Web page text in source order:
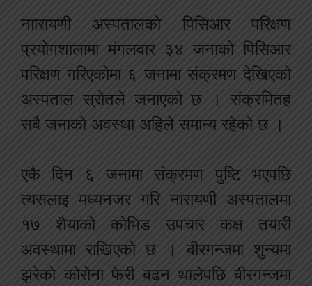
नाारायणी अस्पतालको पिसिआर परिक्षण
प्रयोगशालामा मंगलवार ३४ जनाको पिसिआर
परिक्षण गरिएकोमा ६ जनामा संक्रमण देखिएको
अस्पताल स्रोतले जनाएको छ । संक्रमितह
सबै जनाकाे अवस्था अहिले समान्य रहेको छ ।
एकै दिन ६ जनामा संक्रमण पुष्टि भएपछि
त्यसलाइ मध्यनजर गरि नारायणी अस्पतालमा
१७ शैयाको कोभिड उपचार कक्ष तयारी
अवस्थामा राखिएको छ । बीरगन्जमा शुन्यमा
झरेको कोरोना फेरी बढन थालेपछि बीरगन्जमा